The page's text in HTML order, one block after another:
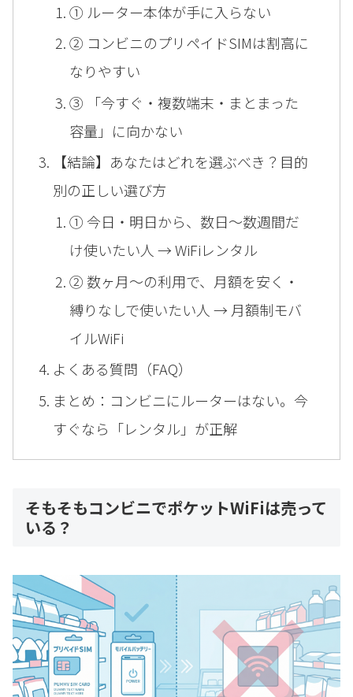
① ルーター本体が手に入らない
② コンビニのプリペイドSIMは割高に
なりやすい
③ 「今すぐ・複数端末・まとまった
容量」に向かない
【結論】あなたはどれを選ぶべき？目的
別の正しい選び方
① 今日・明日から、数日〜数週間だ
け使いたい人 → WiFiレンタル
② 数ヶ月〜の利用で、月額を安く・
縛りなしで使いたい人 → 月額制モバ
イルWiFi
よくある質問（FAQ）
まとめ：コンビニにルーターはない。今
すぐなら「レンタル」が正解
そもそもコンビニでポケットWiFiは売って
いる？